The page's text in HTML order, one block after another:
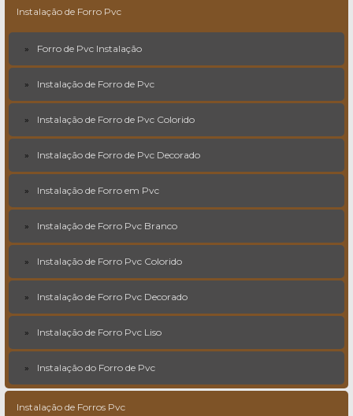
Instalação de Forro Pvc
Forro de Pvc Instalação
Instalação de Forro de Pvc
Instalação de Forro de Pvc Colorido
Instalação de Forro de Pvc Decorado
Instalação de Forro em Pvc
Instalação de Forro Pvc Branco
Instalação de Forro Pvc Colorido
Instalação de Forro Pvc Decorado
Instalação de Forro Pvc Liso
Instalação do Forro de Pvc
Instalação de Forros Pvc